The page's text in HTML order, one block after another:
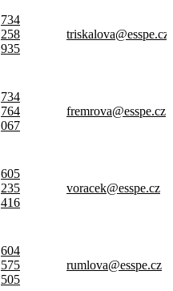
734
258
935
triskalova@esspe.cz
734
764
067
fremrova@esspe.cz
605
235
416
voracek@esspe.cz
604
575
505
rumlova@esspe.cz